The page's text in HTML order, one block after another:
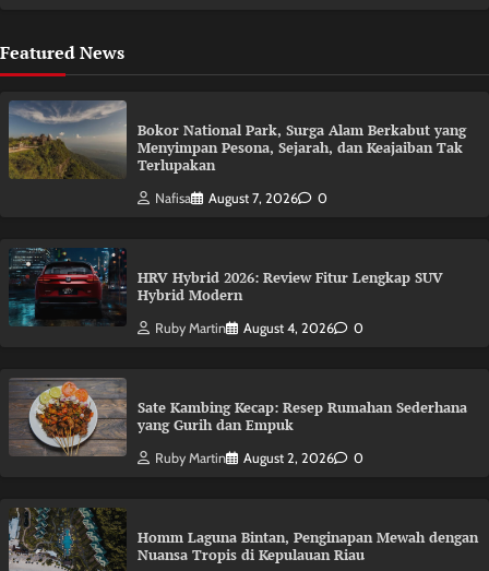
Featured News
Bokor National Park, Surga Alam Berkabut yang
Menyimpan Pesona, Sejarah, dan Keajaiban Tak
Terlupakan
Nafisa August 7, 2026 0
HRV Hybrid 2026: Review Fitur Lengkap SUV
Hybrid Modern
Ruby Martin August 4, 2026 0
Sate Kambing Kecap: Resep Rumahan Sederhana
yang Gurih dan Empuk
Ruby Martin August 2, 2026 0
Homm Laguna Bintan, Penginapan Mewah dengan
Nuansa Tropis di Kepulauan Riau